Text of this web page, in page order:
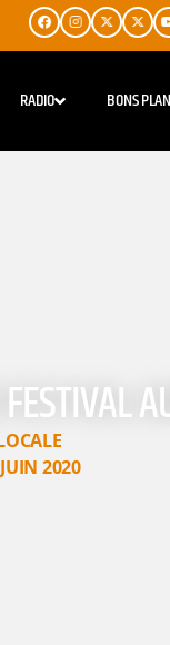
RADIO BONS
2020